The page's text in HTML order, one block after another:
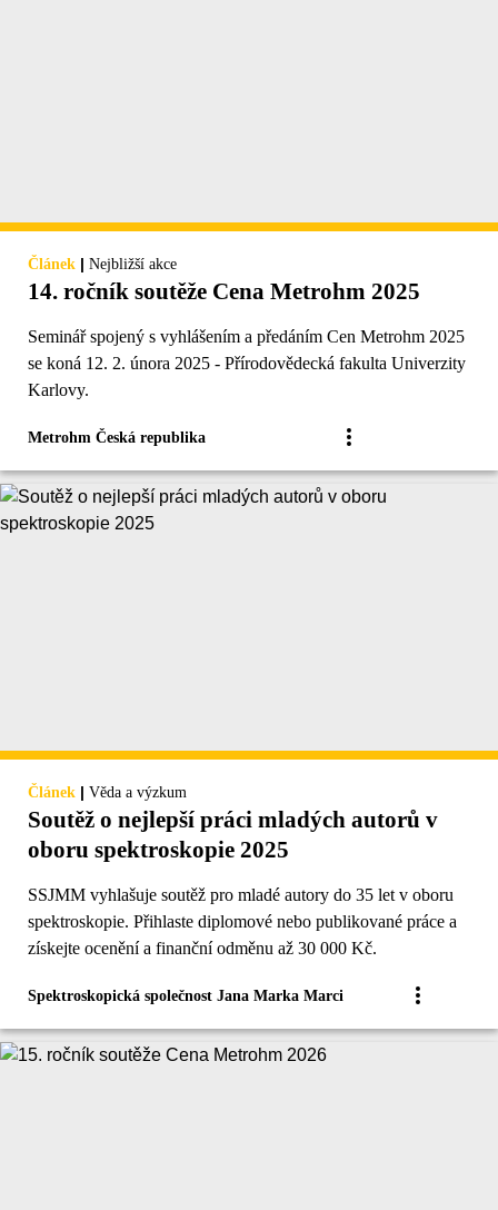
Článek | Nejbližší akce
14. ročník soutěže Cena Metrohm 2025
Seminář spojený s vyhlášením a předáním Cen Metrohm 2025
se koná 12. 2. února 2025 - Přírodovědecká fakulta Univerzity
Karlovy.
Metrohm Česká republika
Článek | Věda a výzkum
Soutěž o nejlepší práci mladých autorů v
oboru spektroskopie 2025
SSJMM vyhlašuje soutěž pro mladé autory do 35 let v oboru
spektroskopie. Přihlaste diplomové nebo publikované práce a
získejte ocenění a finanční odměnu až 30 000 Kč.
Spektroskopická společnost Jana Marka Marci